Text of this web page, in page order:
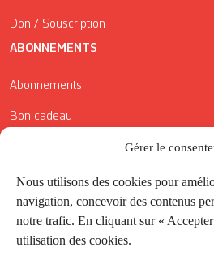
Gérer le
Nous utilisons des cookies pour
navigation, concevoir des contenus
notre trafic. En cliquant sur «
utilisation des cookies.
Don / Souscription
ABONNEMENTS
Abonnements
Bon cadeau
Conditions générales de vente
Réductions de la Carte Côté Courrier
Application